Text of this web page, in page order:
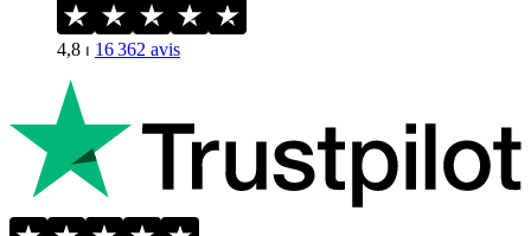
4,8 ⏐ 16 362 avis